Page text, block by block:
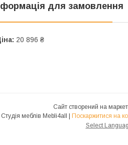
для замовлення
20 896 ₴
Сайт створений на
Студія меблів Mebli4all | Поскаржитися на
Select